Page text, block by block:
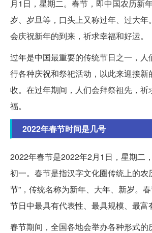
月1日，星期二。春节，即中国农历新
岁、岁旦等，口头上又称过年、过大年
会庆祝新年的到来，祈求幸福和好运。
过年是中国最重要的传统节日之一，人
行各种庆祝和祭祀活动，以此来迎接新
收。在过年期间，人们会拜祭祖先，祈
福。
2022年春节时间是几号
2022年春节是2022年2月1日，星期二
初一。春节是指汉字文化圈传统上的农
节”，传统名称为新年、大年、新岁。
节日中最具有代表性、最具规模、最富
春节期间，全国各地会举办各种形式的